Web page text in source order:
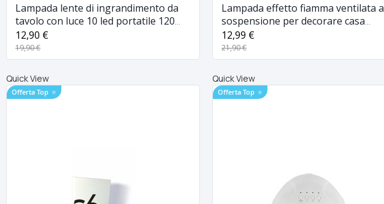
Lampada lente di ingrandimento da
tavolo con luce 10 led portatile 120
mm a 28mm
12,90 €
19,90 €
Quick View
Lampada effetto fiamma ventilata a
sospensione per decorare casa
giardino negozi
12,99 €
21,90 €
Quick View
Offerta Top ⭐ Offerta Top ⭐